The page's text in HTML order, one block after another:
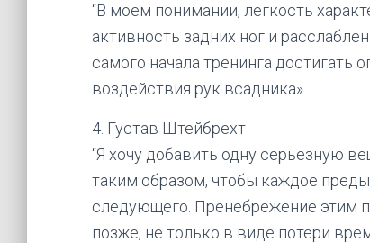
“В моем понимании, легкость
активность задних ног и
самого начала тренинга достигать
воздействия рук всадника»
4. Густав Штейбрехт
“Я хочу добавить одну серьезную
таким образом, чтобы каждое
следующего. Пренебрежение этим
позже, не только в виде потери